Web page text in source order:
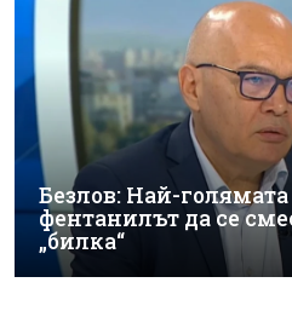
Безлов: Най-голямата
фентанилът да се
„билка“